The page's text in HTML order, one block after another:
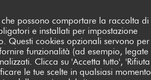
possono comportare la raccolta di
e installati per impostazione
Questi cookies opzionali servono per
funzionalità (ad esempio, legate
Clicca su 'Accetta tutto', 'Rifiuta
le tue scelte in qualsiasi momento
5 QUALITÀ / PREZZO: 4/5